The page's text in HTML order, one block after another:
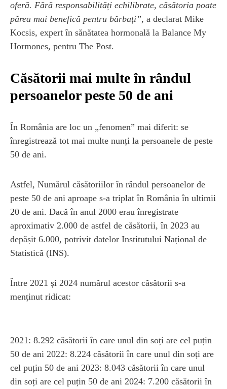
oferă. Fără responsabilități echilibrate, căsătoria poate
părea mai benefică pentru bărbați”, a declarat Mike
Kocsis, expert în sănătatea hormonală la Balance My
Hormones, pentru The Post.
Căsătorii mai multe în rândul
persoanelor peste 50 de ani
În România are loc un „fenomen” mai diferit: se
înregistrează tot mai multe nunți la persoanele de peste
50 de ani.
Astfel, Numărul căsătoriilor în rândul persoanelor de
peste 50 de ani aproape s-a triplat în România în ultimii
20 de ani. Dacă în anul 2000 erau înregistrate
aproximativ 2.000 de astfel de căsătorii, în 2023 au
depășit 6.000, potrivit datelor Institutului Național de
Statistică (INS).
Între 2021 și 2024 numărul acestor căsătorii s-a
menținut ridicat:
2021: 8.292 căsătorii în care unul din soți are cel puțin
50 de ani 2022: 8.224 căsătorii în care unul din soți are
cel puțin 50 de ani 2023: 8.043 căsătorii în care unul
din soți are cel puțin 50 de ani 2024: 7.200 căsătorii în